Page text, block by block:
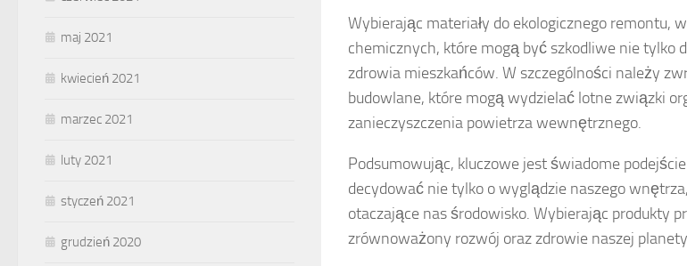
Wybierając materiały do ekologicznego remontu,
chemicznych, które mogą być szkodliwe nie tylko
zdrowia mieszkańców. W szczególności należy
budowlane, które mogą wydzielać lotne związki
zanieczyszczenia powietrza wewnętrznego.
Podsumowując, kluczowe jest świadome
decydować nie tylko o wyglądzie naszego
otaczające nas środowisko. Wybierając produkty
zrównoważony rozwój oraz zdrowie naszej
maj 2021
kwiecień 2021
marzec 2021
luty 2021
styczeń 2021
grudzień 2020